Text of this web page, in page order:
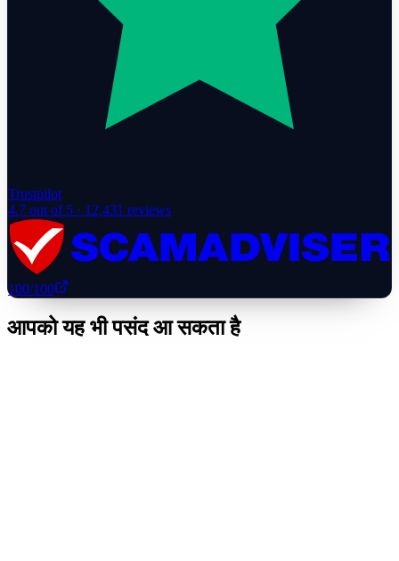
Trustpilot
4.7 out of 5 · 12,431 reviews
100/100
आपको यह भी पसंद आ सकता है